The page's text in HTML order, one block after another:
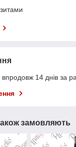
14 днів за
замовляють